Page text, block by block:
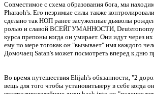
Совместимое с схема образования бога, мы
Pharaoh's. Его незримые силы также
сделано так НОП ранее засуженные дьяволы
ролью и славой ВСЕЙГУМАННОСТИ,
курса препоны когда он умирает. Они идут через
ему по мере тогокак он "вызывает" имя каждого
Домочаец Satan's может посмотреть вперед к дню
Во время путешествия Elijah's обязанности, "2
вещь для того чтобы установитьверу в себе когда